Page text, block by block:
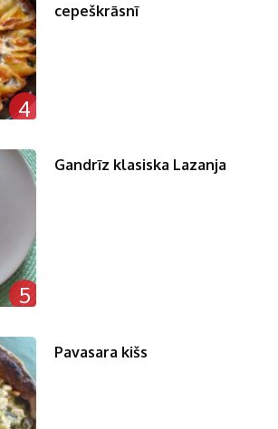
4
cepeškrāsnī
5
Gandrīz klasiska Lazanja
Pavasara kišs